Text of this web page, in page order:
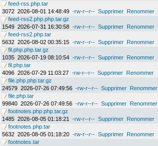
feed-rss.php.tar
3072 2026-08-01 14:48:49 -rw-r--r-- Supprimer Renommer
feed-rss2.php.php.tar.gz
1549 2026-07-31 16:30:58 -rw-r--r-- Supprimer Renommer
feed-rss2.php.tar
5632 2026-08-02 00:35:15 -rw-r--r-- Supprimer Renommer
fil.php.php.tar.gz
1035 2026-07-19 08:10:54 -rw-r--r-- Supprimer Renommer
fil.php.tar
4096 2026-07-29 11:03:27 -rw-r--r-- Supprimer Renommer
file.php.php.tar.gz
24579 2026-07-26 07:49:56 -rw-r--r-- Supprimer Renommer
file.php.tar
99840 2026-07-26 07:49:56 -rw-r--r-- Supprimer Renommer
footnotes.php.php.tar.gz
1485 2026-08-05 01:18:21 -rw-r--r-- Supprimer Renommer
footnotes.php.tar
5632 2026-08-05 01:18:20 -rw-r--r-- Supprimer Renommer
footnotes.tar